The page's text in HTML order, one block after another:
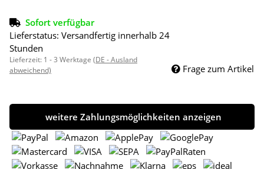
Sofort verfügbar
Lieferstatus: Versandfertig innerhalb 24
Stunden
Lieferzeit: 1 - 3 Werktage (DE - Ausland
abweichend)
Frage zum Artikel
weitere Zahlungsmöglichkeiten anzeigen